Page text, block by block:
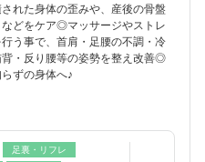
れた身体の歪みや、産後の骨盤
などをケア◎マッサージやストレ
行う事で、首肩・足腰の不調・冷
背・反り腰等の姿勢を整え改善◎
ずの身体へ♪
足裏・リフレ